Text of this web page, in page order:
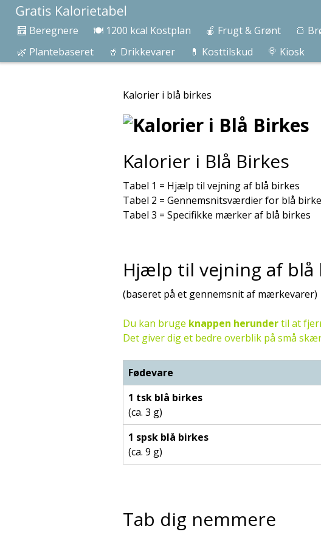
🧮 Beregnere 🍽️ 1200 kcal Kostplan 🍎 Frugt & Grønt 🍞
🌿 Plantebaseret
🥤 Drikkevarer 💊 Kosttilskud 🍭 Kiosk
Kalorier i blå birkes
Kalorier i Blå Birkes
Tabel 1 = Hjælp til vejning af blå birkes
Tabel 2 = Gennemsnitsværdier for blå
Tabel 3 = Specifikke mærker af blå birkes
Hjælp til vejning af blå
(baseret på et gennemsnit af mærkevarer)
Du kan bruge knappen herundertil at
Det giver dig et bedre overblik på små
Fødevare
1 tsk blå birkes
(ca. 3 g)
1 spsk blå birkes
(ca. 9 g)
Tab dig nemmere